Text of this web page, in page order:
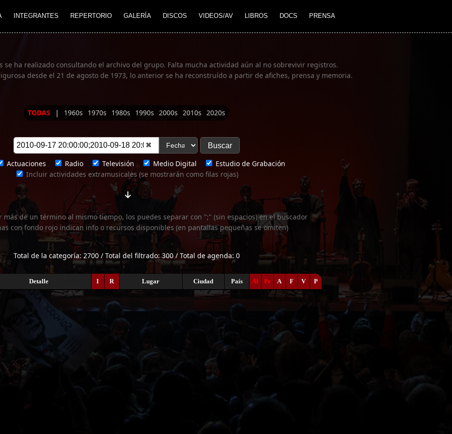
INTEGRANTES REPERTORIO GALERÍA DISCOS VIDEOS/AV LIBROS DOCS PRENSA
se ha realizado consultando el archivo del grupo. Falta mucha actividad aún al no sobrevivir registros.
desde el 21 de agosto de 1973, lo anterior se ha reconstruído a partir de afiches, prensa y memoria.
TODAS | 1960s 1970s 1980s 1990s 2000s 2010s 2020s
✖
Actuaciones Radio Televisión Medio Digital
Estudio de Grabación
Incluir actividades extramusicales (se mostrarán como filas rojas)
más de un término al mismo tiempo, los puedes separar con ";" (sin espacios) en el buscador
con fondo rojo indican info o recursos disponibles (en pantallas pequeñas se omiten)
Total de la categoría: 2700 / Total del filtrado: 300 / Total de agenda: 0
Detalle I R Lugar Ciudad País Af Pr A F V P